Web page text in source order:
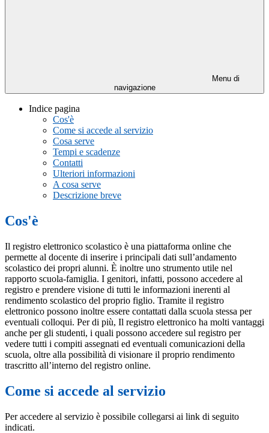
Menu di
navigazione
Indice pagina
Cos'è
Come si accede al servizio
Cosa serve
Tempi e scadenze
Contatti
Ulteriori informazioni
A cosa serve
Descrizione breve
Cos'è
Il registro elettronico scolastico è una piattaforma online che
permette al docente di inserire i principali dati sull’andamento
scolastico dei propri alunni. È inoltre uno strumento utile nel
rapporto scuola-famiglia. I genitori, infatti, possono accedere al
registro e prendere visione di tutti le informazioni inerenti al
rendimento scolastico del proprio figlio. Tramite il registro
elettronico possono inoltre essere contattati dalla scuola stessa per
eventuali colloqui. Per di più, Il registro elettronico ha molti vantaggi
anche per gli studenti, i quali possono accedere sul registro per
vedere tutti i compiti assegnati ed eventuali comunicazioni della
scuola, oltre alla possibilità di visionare il proprio rendimento
trascritto all’interno del registro online.
Come si accede al servizio
Per accedere al servizio è possibile collegarsi ai link di seguito
indicati.